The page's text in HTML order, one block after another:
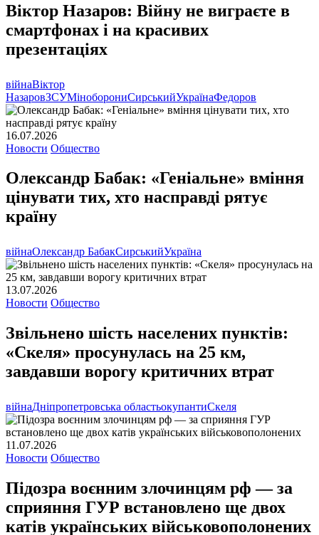
Віктор Назаров: Війну не виграєте в
смартфонах і на красивих
презентаціях
війнаВіктор
НазаровЗСУМіноборониСирськийУкраїнаФедоров
16.07.2026
Новости Общество
Олександр Бабак: «Геніальне» вміння
цінувати тих, хто насправді рятує
країну
війнаОлександр БабакСирськийУкраїна
13.07.2026
Новости Общество
Звільнено шість населених пунктів:
«Скеля» просунулась на 25 км,
завдавши ворогу критичних втрат
війнаДніпропетровська областьокупантиСкеля
11.07.2026
Новости Общество
Підозра воєнним злочинцям рф — за
сприяння ГУР встановлено ще двох
катів українських військовополонених